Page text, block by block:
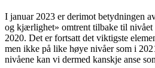
I januar 2023 er derimot betydningen
og kjærlighet» omtrent tilbake til nivået
2020. Det er fortsatt det viktigste
men ikke på like høye nivåer som i
nivåene kan vi dermed kanskje anse